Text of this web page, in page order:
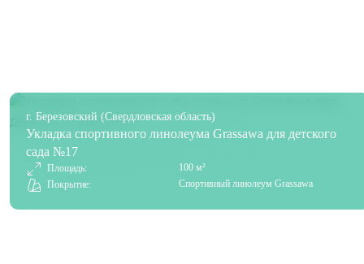
г. Березовский (Свердловская область)
Укладка спортивного линолеума Grassawa для детского
сада №17
Площадь:
100 м²
Покрытие:
Спортивный линолеум Grassawa